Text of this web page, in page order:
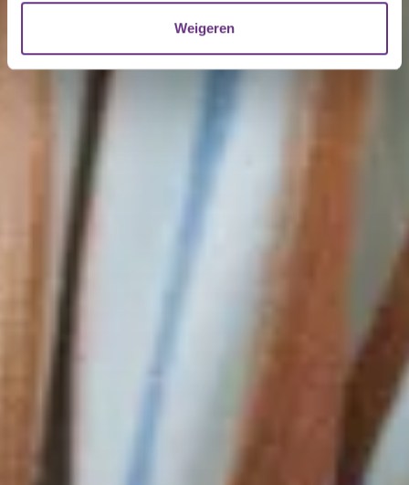
verzameld op basis van uw gebruik van hun services.
U kunt uw toestemming op elk moment wijzigen of
intrekken via de
Weigeren